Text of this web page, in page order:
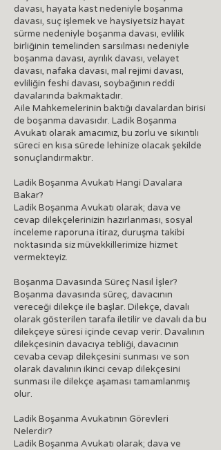
davası, hayata kast nedeniyle boşanma
davası, suç işlemek ve haysiyetsiz hayat
sürme nedeniyle boşanma davası, evlilik
birliğinin temelinden sarsılması nedeniyle
boşanma davası, ayrılık davası, velayet
davası, nafaka davası, mal rejimi davası,
evliliğin feshi davası, soybağının reddi
davalarında bakmaktadır.
Aile Mahkemelerinin baktığı davalardan birisi
de boşanma davasıdır. Ladik Boşanma
Avukatı olarak amacımız, bu zorlu ve sıkıntılı
süreci en kısa sürede lehinize olacak şekilde
sonuçlandırmaktır.
Ladik Boşanma Avukatı Hangi Davalara
Bakar?
Ladik Boşanma Avukatı olarak; dava ve
cevap dilekçelerinizin hazırlanması, sosyal
inceleme raporuna itiraz, duruşma takibi
noktasında siz müvekkillerimize hizmet
vermekteyiz.
Boşanma Davasında Süreç Nasıl İşler?
Boşanma davasında süreç, davacının
vereceği dilekçe ile başlar. Dilekçe, davalı
olarak gösterilen tarafa iletilir ve davalı da bu
dilekçeye süresi içinde cevap verir. Davalının
dilekçesinin davacıya tebliği, davacının
cevaba cevap dilekçesini sunması ve son
olarak davalının ikinci cevap dilekçesini
sunması ile dilekçe aşaması tamamlanmış
olur.
Ladik Boşanma Avukatının Görevleri
Nelerdir?
Ladik Boşanma Avukatı olarak; dava ve